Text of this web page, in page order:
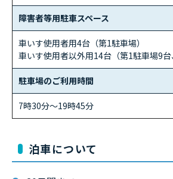
障害者等用駐車スペース
車いす使用者用4台（第1駐車場）
車いす使用者以外用14台（第1駐車場9台
駐車場のご利用時間
7時30分～19時45分
泊車について